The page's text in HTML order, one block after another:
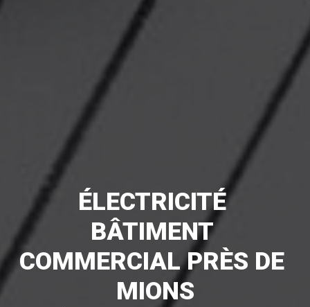
ÉLECTRICITÉ
BÂTIMENT
COMMERCIAL PRÈS DE
MIONS